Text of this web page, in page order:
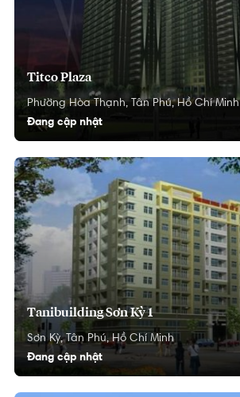
Titco Plaza
Phường Hòa Thạnh, Tân Phú, Hồ Chí Minh
Đang cập nhật
Tanibuilding Sơn Kỳ 1
Sơn Kỳ, Tân Phú, Hồ Chí Minh
Đang cập nhật